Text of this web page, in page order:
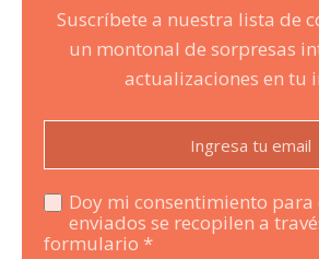
Suscríbete a nuestra lista de
un montonal de sorpresas
actualizaciones en tu
Doy mi consentimiento
enviados se recopilen a
formulario *